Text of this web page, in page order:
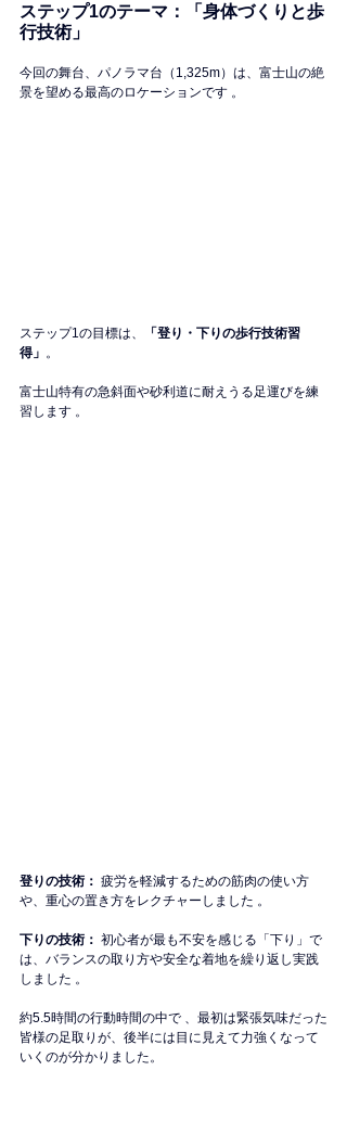
ステップ1のテーマ：「身体づくりと歩
行技術」
今回の舞台、パノラマ台（1,325m）は、富士山の絶
景を望める最高のロケーションです 。
ステップ1の目標は、
「登り・下りの歩行技術習
得」 。
富士山特有の急斜面や砂利道に耐えうる足運びを練
習します 。
登りの技術： 疲労を軽減するための筋肉の使い方
や、重心の置き方をレクチャーしました 。
下りの技術： 初心者が最も不安を感じる「下り」で
は、バランスの取り方や安全な着地を繰り返し実践
しました 。
約5.5時間の行動時間の中で 、最初は緊張気味だった
皆様の足取りが、後半には目に見えて力強くなって
いくのが分かりました。